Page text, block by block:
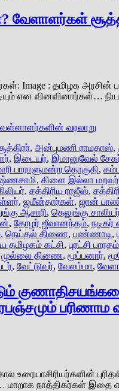
: தமிழக அரசின்
என வினவினார்கள்…
வரலாறு
, அன்புமணி ராமதாஸ்,
, இடையர், இமானுவேல்
பாராளுமன்ற தொகுதி,
, கிளை இல்லா மறவர்
, சத்திரிய ராஜீஸ்,
, ஜமீன்தார்கள், ஜான்
ஆசாரி, தெலுங்கு
, தோழர் ஜீவானந்தம், நடிகர்
, நெய்தல் திணை, பண்ணாடி,
தமிழகம் கட்சி, புரட்சி பாரதம்
முல்லை திணை, மூப்பனார்,
, வேட்டுவர், வேலம்மா,
பரிணாம
உரையாசிரியர்களின்
நாத்திகர்கள்